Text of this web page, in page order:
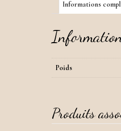
Informations
Poids
Produits